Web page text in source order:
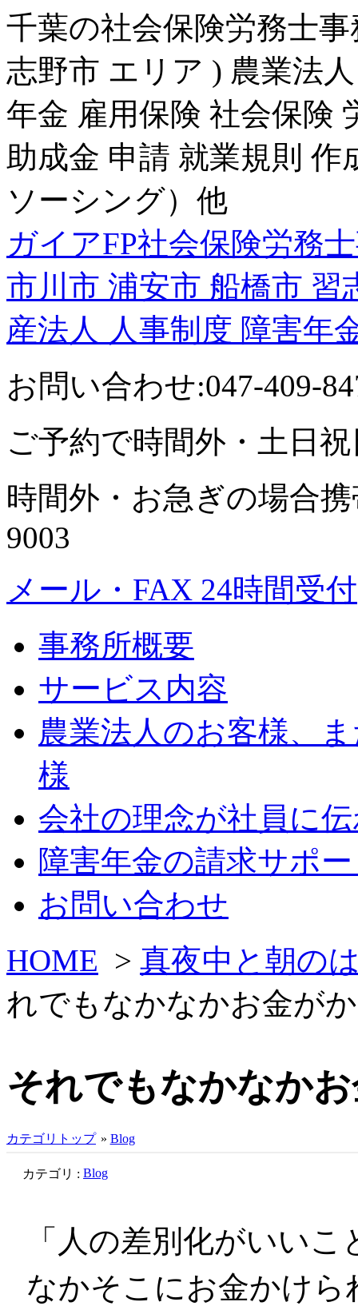
千葉の社会保険労務士
志野市 エリア ) 農業法
年金 雇用保険 社会保険
助成金 申請 就業規則 作
ソーシング）他
ガイアFP社会保険労務
市川市 浦安市 船橋市 習
産法人 人事制度 障害年
お問い合わせ:047-409-
ご予約で時間外・土日
時間外・お急ぎの場合
9003
メール・FAX 24時間受付
事務所概要
サービス内容
農業法人のお客様、
様
会社の理念が社員に
障害年金の請求サポ
お問い合わせ
HOME > 真夜中と朝の
れでもなかなかお金が
それでもなかなか
カテゴリトップ » Blog
カテゴリ : Blog
「人の差別化がいい
なかそこにお金かけら